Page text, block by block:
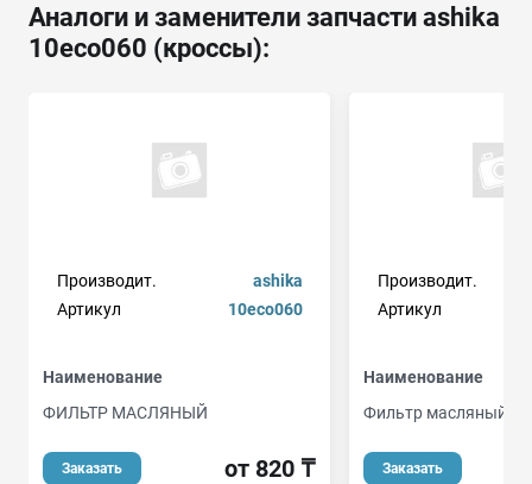
Аналоги и заменители запчасти ashika
10eco060 (кроссы):
Производит.
ashika
Артикул
10eco060
Наименование
ФИЛЬТР МАСЛЯНЫЙ
Заказать от 820 ₸
Производит.
Артикул
Наименование
Фильтр масляный
Заказать